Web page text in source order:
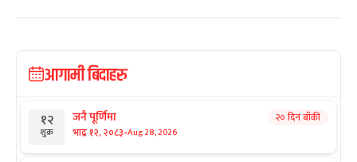
आगामी बिदाहरु
१२
शुक्र
जनै पूर्णिमा
भाद्र १२, २०८३-Aug 28, 2026
२० दिन बाँकी